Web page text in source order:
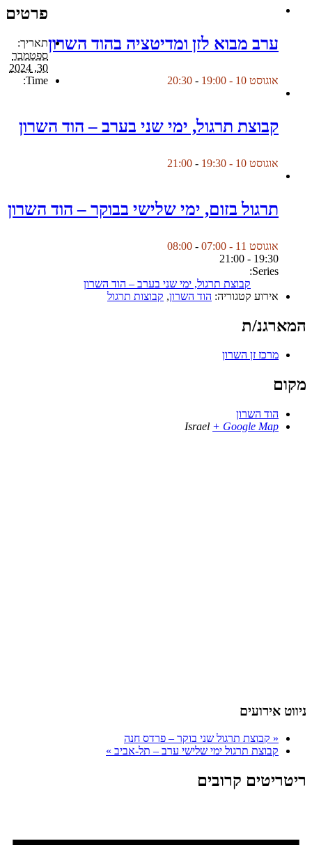
ערב מבוא לזן ומדיטציה בהוד השרון
אוגוסט 10 - 19:00 -
20:30
קבוצת תרגול, ימי שני בערב – הוד השרון
אוגוסט 10 - 19:30 -
21:00
תרגול בזום, ימי שלישי בבוקר – הוד השרון
אוגוסט 11 - 07:00 -
08:00
פרטים
תאריך:
ספטמבר
30, 2024
Time:
19:30 - 21:00
Series:
קבוצת תרגול, ימי שני בערב – הוד השרון
אירוע קטגוריה: הוד השרון, קבוצות תרגול
המארגנ/ת
מרכז זן השרון
מקום
הוד השרון
Israel + Google Map
ניווט אירועים
« קבוצת תרגול שני בוקר – פרדס חנה
קבוצת תרגול ימי שלישי ערב – תל-אביב »
ריטריטים קרובים